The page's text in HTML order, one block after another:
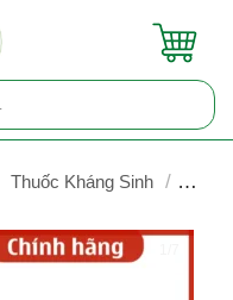
Thuốc Kháng Sinh /